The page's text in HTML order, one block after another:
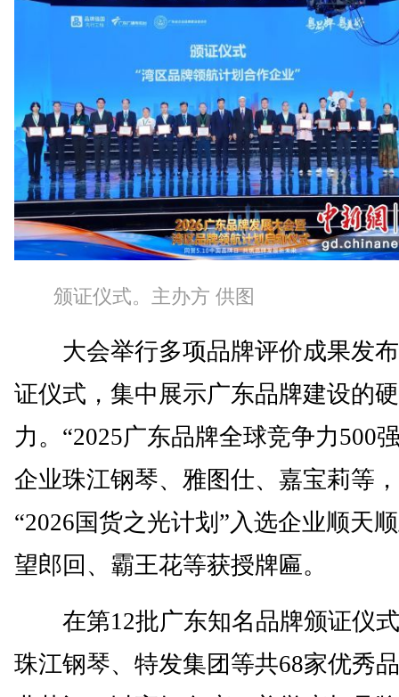
颁证仪式。主办方 供图
大会举行多项品牌评价成果发
证仪式，集中展示广东品牌建设的
力。“2025广东品牌全球竞争力500
企业珠江钢琴、雅图仕、嘉宝莉等
“2026国货之光计划”入选企业顺天
望郎回、霸王花等获授牌匾。
在第12批广东知名品牌颁证仪
珠江钢琴、特发集团等共68家优秀